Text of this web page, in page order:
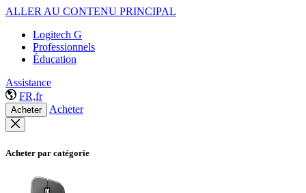
ALLER AU CONTENU PRINCIPAL
Logitech G
Professionnels
Éducation
Assistance
FR,fr
Acheter Acheter
Acheter par catégorie